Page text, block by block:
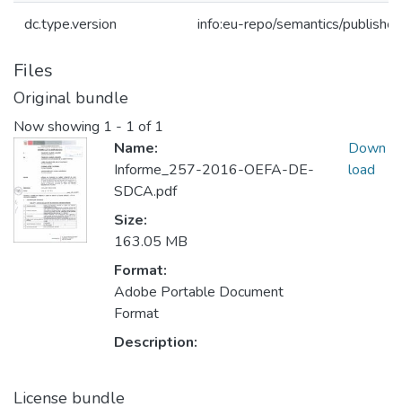
dc.type.version info:eu-repo/semantics/
Files
Original bundle
Now showing 1 - 1 of 1
Name:
Informe_257-2016-OEFA-DE-
SDCA.pdf
Size:
163.05 MB
Format:
Adobe Portable Document
Format
Description:
Down
load
License bundle